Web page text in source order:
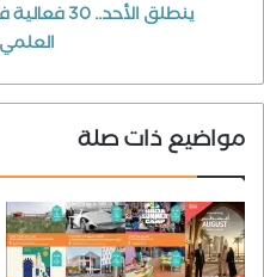
ينطلق
مواضيع ذات صلة